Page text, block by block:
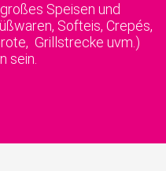
Speisen und
Softeis, Crepés,
Grillstrecke uvm.)
sein.